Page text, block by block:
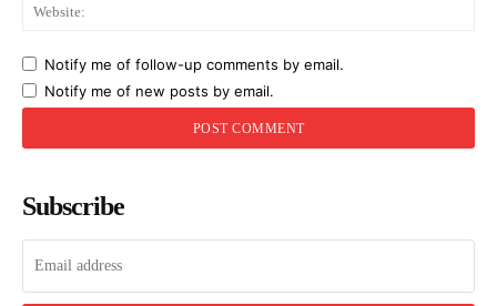
Notify me of follow-up comments by email.
Notify me of new posts by email.
Subscribe